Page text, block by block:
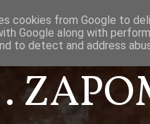
cookies from Google to
Google along with
to detect and address